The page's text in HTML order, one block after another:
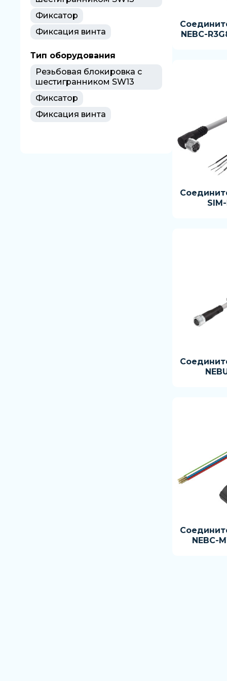
Фиксатор
Фиксация винта
Тип оборудования
Резьбовая блокировка с
шестигранником SW13
Фиксатор
Фиксация винта
NEBC-
NEBC-